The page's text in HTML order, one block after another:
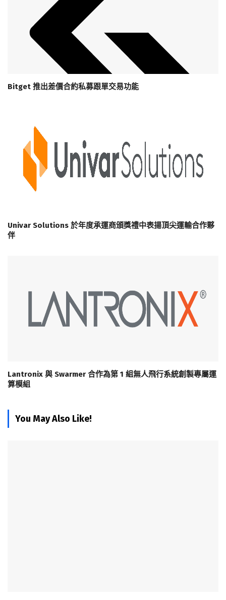
Bitget 推出差價合約私募跟單交易功能
Univar Solutions 於年度承運商頒獎禮中表揚頂尖運輸合作夥
伴
Lantronix 與 Swarmer 合作為第 1 組無人飛行系統創製專屬運
算模組
You May Also Like!